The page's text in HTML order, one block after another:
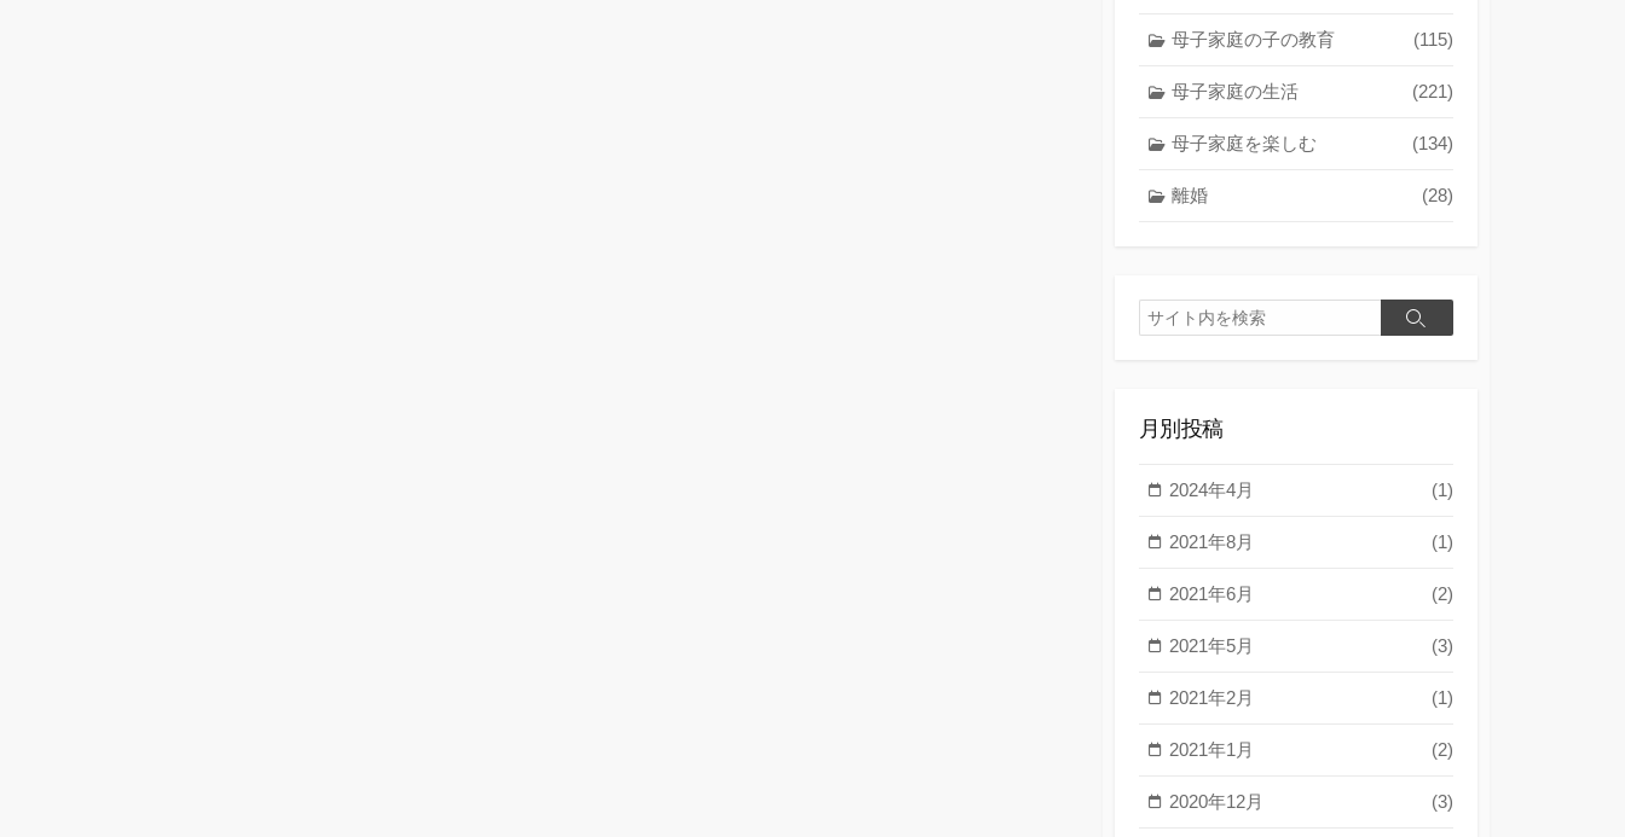
母子家庭の子の教育 (115)
母子家庭の生活 (221)
母子家庭を楽しむ (134)
離婚 (28)
検
索
検
月別投稿
2024年4月 (1)
2021年8月 (1)
2021年6月 (2)
2021年5月 (3)
2021年2月 (1)
2021年1月 (2)
2020年12月 (3)